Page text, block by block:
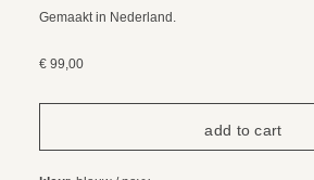
Gemaakt in Nederland.
€ 99,00